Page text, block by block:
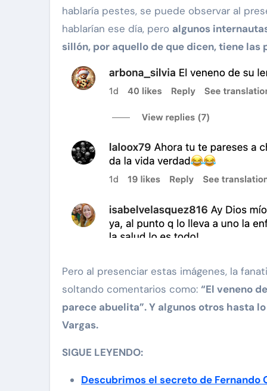
hablaría pestes, se puede observar al
hablarían ese día, pero algunos
sillón, por aquello de que dicen, tiene las
Pero al presenciar estas imágenes, la
soltando comentarios como: “El veneno
parece abuelita”. Y algunos otros hasta
Vargas.
SIGUE LEYENDO:
Descubrimos el secreto de